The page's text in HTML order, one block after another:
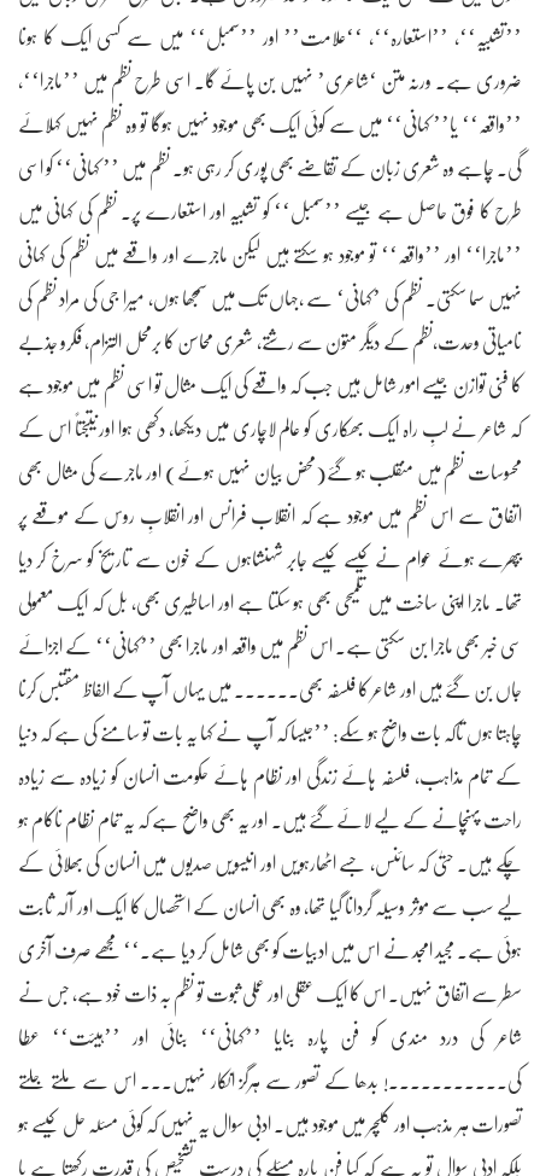
’’تشبیہ‘‘، ’’استعارہ‘‘، ‘‘علامت’’ اور ’’سمبل‘‘ میں سے کسی ایک کا ہونا
ضروری ہے۔ ورنہ متن ‘شاعری’ نہیں بن پائے گا۔ اسی طرح نظم میں ’’ماجرا‘‘،
’’واقعہ‘‘ یا’’ کہانی‘‘ میں سے کوئی ایک بھی موجود نہیں ہوگا تو وہ نظم نہیں کہلائے
گی۔ چاہے وہ شعری زبان کے تقاضے بھی پوری کر رہی ہو۔ نظم میں ’’ کہانی‘‘ کو اسی
طرح کا فوق حاصل ہے جیسے ’’سمبل‘‘ کو تشبیہ اور استعارے پر۔ نظم کی کہانی میں
’’ماجرا‘‘ اور ’’واقعہ‘‘ تو موجود ہو سکتے ہیں لیکن ماجرے اور واقعے میں نظم کی کہانی
نہیں سما سکتی۔ نظم کی ’کہانی‘ سے ،جہاں تک میں سمجھا ہوں، میرا جی کی مراد نظم کی
نامیاتی وحدت،نظم کے دیگر متون سے رشتے، شعری محاسن کا برمحل التزام، فکرو جذبے
کا فنی توازن جیسے امور شامل ہیں جب کہ واقعے کی ایک مثال تو اسی نظم میں موجود ہے
کہ شاعر نے لبِ راہ ایک بھکاری کو عالم لاچاری میں دیکھا، دکھی ہوا اور نتیجتاً اس کے
محسوسات نظم میں منقلب ہو گئے(محض بیان نہیں ہوئے) اور ماجرے کی مثال بھی
اتفاق سے اس نظم میں موجود ہے کہ انقلاب فرانس اور انقلابِ روس کے موقعے پر
بپھرے ہوئے عوام نے کیسے کیسے جابر شہنشاہوں کے خون سے تاریخ کو سرخ کر دیا
تھا۔ ماجرا اپنی ساخت میں تلمیحی بھی ہو سکتا ہے اور اساطیری بھی، بل کہ ایک معمولی
سی خبر بھی ماجرا بن سکتی ہے۔ اس نظم میں واقعہ اور ماجرا بھی ’’کہانی‘‘ کے اجزائے
جاں بن گئے ہیں اور شاعر کا فلسفہ بھی۔۔۔۔۔۔ میں یہاں آپ کے الفاظ مقتبس کرنا
چاہتا ہوں تاکہ بات واضح ہو سکے: ’’جیسا کہ آپ نے کہا یہ بات تو سامنے کی ہے کہ دنیا
کے تمام مذاہب، فلسفہ ہائے زندگی اور نظام ہائے حکومت انسان کو زیادہ سے زیادہ
راحت پہنچانے کے لیے لائے گئے ہیں۔ اور یہ بھی واضح ہے کہ یہ تمام نظام ناکام ہو
چکے ہیں۔ حتیٰ کہ سائنس، جسے اٹھارہویں اور انیسویں صدیوں میں انسان کی بھلائی کے
لیے سب سے موثر وسیلہ گردانا گیا تھا، وہ بھی انسان کے استحصال کا ایک اور آلہ ثابت
ہوئی ہے۔ مجید امجد نے اس میں ادبیات کو بھی شامل کر دیا ہے۔‘‘ مجھے صرف آخری
سطر سے اتفاق نہیں۔ اس کا ایک عقلی اور عملی ثبوت تو نظم بہ ذات خود ہے، جس نے
شاعر کی درد مندی کو فن پارہ بنایا ’’کہانی‘‘ بنائی اور ’’ہیئت‘‘ عطا
کی۔۔۔۔۔۔۔۔۔۔۔! بدھا کے تصور سے ہرگز انکار نہیں۔۔۔ اس سے ملتے جلتے
تصورات ہر مذہب اور کلچر میں موجود ہیں۔ ادبی سوال یہ نہیں کہ کوئی مسئلہ حل کیسے ہو
بلکہ ادبی سوال تو یہ ہے کہ کیا فن پارہ مسئلے کی درست تشخیص کی قدرت رکھتا ہے یا